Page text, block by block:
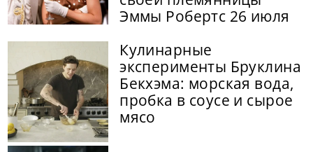
Эммы Робертс 26 июля
Кулинарные
эксперименты Бруклина
Бекхэма: морская вода,
пробка в соусе и сырое
мясо